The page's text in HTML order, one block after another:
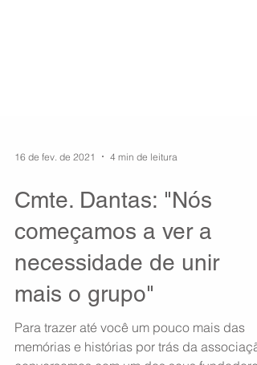
Cmte. Dantas: "Nós
começamos a ver a
necessidade de unir
mais o grupo"